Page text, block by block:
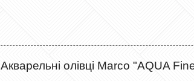
Акварельні олівці Marco "AQUA